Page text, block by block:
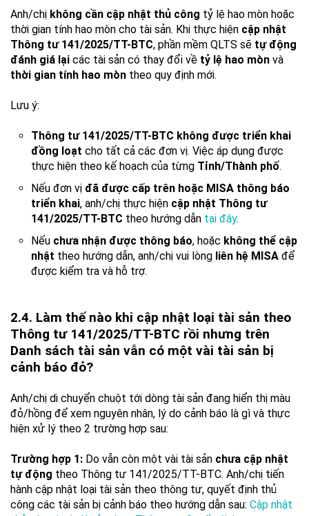
Anh/chị không cần cập nhật thủ công tỷ lệ hao mòn hoặc
thời gian tính hao mòn cho tài sản. Khi thực hiện cập nhật
Thông tư 141/2025/TT-BTC, phần mềm QLTS sẽ tự động
đánh giá lại các tài sản có thay đổi về tỷ lệ hao mòn và
thời gian tính hao mòn theo quy định mới.
Lưu ý:
Thông tư 141/2025/TT-BTC không được triển khai
đồng loạt cho tất cả các đơn vị. Việc áp dụng được
thực hiện theo kế hoạch của từng Tỉnh/Thành phố.
Nếu đơn vị đã được cấp trên hoặc MISA thông báo
triển khai, anh/chị thực hiện cập nhật Thông tư
141/2025/TT-BTC theo hướng dẫn tại đây.
Nếu chưa nhận được thông báo, hoặc không thể cập
nhật theo hướng dẫn, anh/chị vui lòng liên hệ MISA để
được kiểm tra và hỗ trợ.
2.4. Làm thế nào khi cập nhật loại tài sản theo
Thông tư 141/2025/TT-BTC rồi nhưng trên
Danh sách tài sản vẫn có một vài tài sản bị
cảnh báo đỏ?
Anh/chị di chuyển chuột tới dòng tài sản đang hiển thị màu
đỏ/hồng để xem nguyên nhân, lý do cảnh báo là gì và thực
hiện xử lý theo 2 trường hợp sau:
Trường hợp 1: Do vẫn còn một vài tài sản chưa cập nhật
tự động theo Thông tư 141/2025/TT-BTC. Anh/chị tiến
hành cập nhật loại tài sản theo thông tư, quyết định thủ
công các tài sản bị cảnh báo theo hướng dẫn sau: Cập nhật